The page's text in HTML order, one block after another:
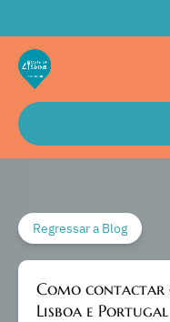
Passar para a
Regressar a Blog
Como contactar
Lisboa e Portugal